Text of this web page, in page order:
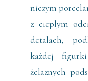
niczym
z ciepłym
detalach,
każdej
żelaznych